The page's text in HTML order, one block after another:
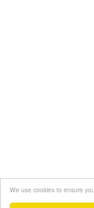
We use cookies to ensure